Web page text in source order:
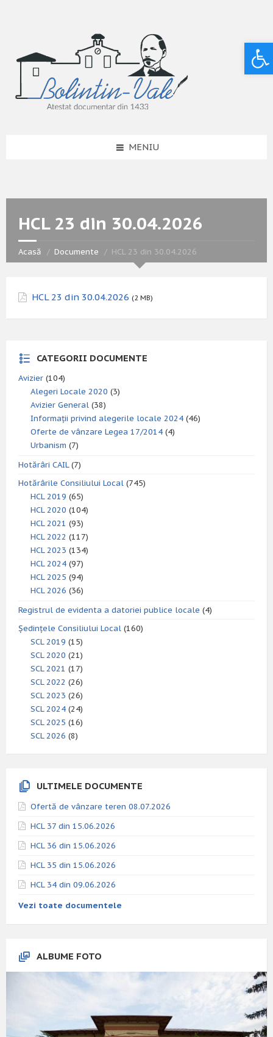
MENIU
HCL 23 din 30.04.2026
Acasă Documente HCL 23 din 30.04.2026
HCL 23 din 30.04.2026 (2 MB)
CATEGORII DOCUMENTE
Avizier (104)
Alegeri Locale 2020 (3)
Avizier General (38)
Informații privind alegerile locale 2024 (46)
Oferte de vânzare Legea 17/2014 (4)
Urbanism (7)
Hotărâri CAIL(7)
Hotărârile Consiliului Local (745)
HCL 2019 (65)
HCL 2020 (104)
HCL 2021 (93)
HCL 2022 (117)
HCL 2023 (134)
HCL 2024 (97)
HCL 2025 (94)
HCL 2026 (36)
Registrul de evidenta a datoriei publice locale (4)
Ședințele Consiliului Local (160)
SCL 2019 (15)
SCL 2020 (21)
SCL 2021 (17)
SCL 2022 (26)
SCL 2023 (26)
SCL 2024 (24)
SCL 2025 (16)
SCL 2026 (8)
ULTIMELE DOCUMENTE
Ofertă de vânzare teren 08.07.2026
HCL 37 din 15.06.2026
HCL 36 din 15.06.2026
HCL 35 din 15.06.2026
HCL 34 din 09.06.2026
Vezi toate documentele
ALBUME FOTO
Deschide bara de unelte